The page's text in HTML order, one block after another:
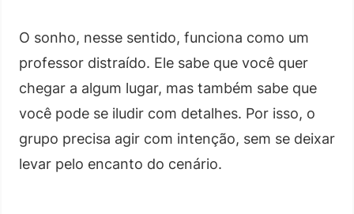
O sonho, nesse sentido, funciona como um
professor distraído. Ele sabe que você quer
chegar a algum lugar, mas também sabe que
você pode se iludir com detalhes. Por isso, o
grupo precisa agir com intenção, sem se deixar
levar pelo encanto do cenário.